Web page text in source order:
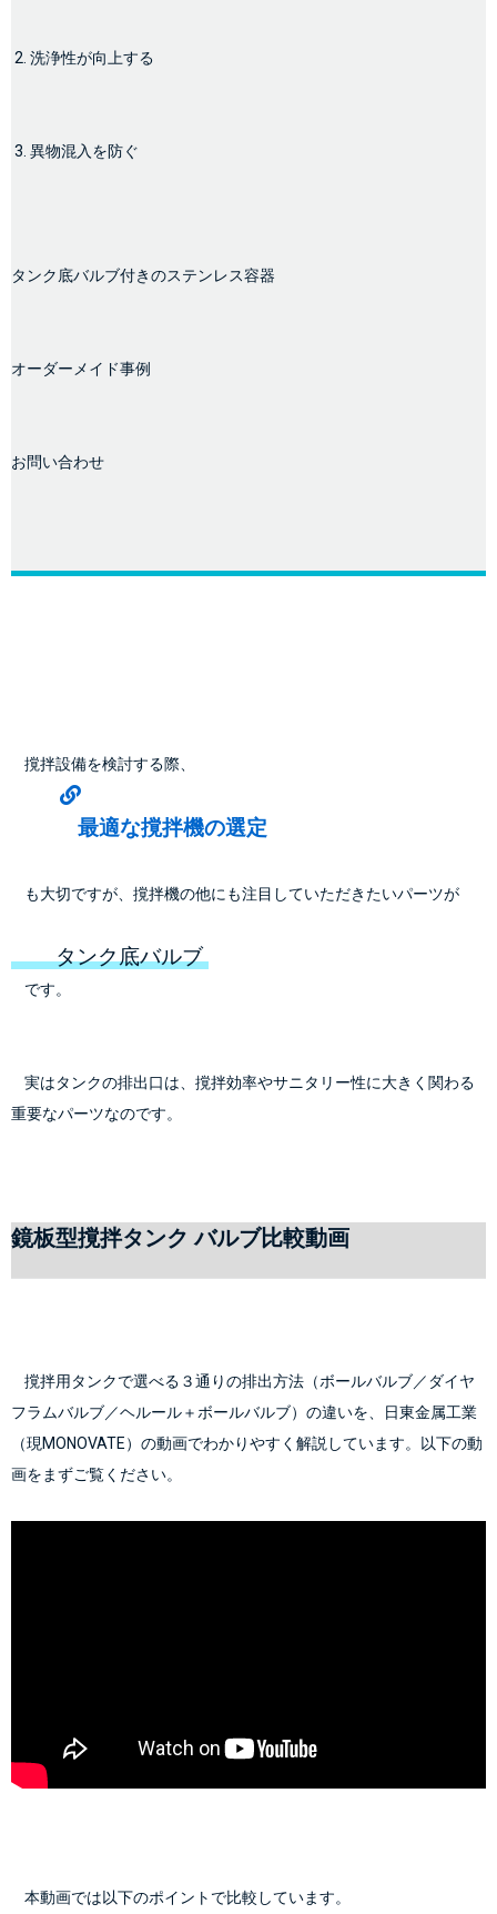
2. 洗浄性が向上する
3. 異物混入を防ぐ
タンク底バルブ付きのステンレス容器
オーダーメイド事例
お問い合わせ
    撹拌設備を検討する際、
            最適な撹拌機の選定
    も大切ですが、撹拌機の他にも注目していただきたいパーツが
        タンク底バルブ
    です。
重要なパーツなのです。
鏡板型撹拌タンク バルブ比較動画
フラムバルブ／ヘルール＋ボールバルブ）の違いを、日東金属工業
（現MONOVATE）の動画でわかりやすく解説しています。以下の動
    本動画では以下のポイントで比較しています。